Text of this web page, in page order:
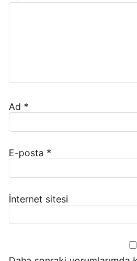
Ad *
E-posta *
İnternet sitesi